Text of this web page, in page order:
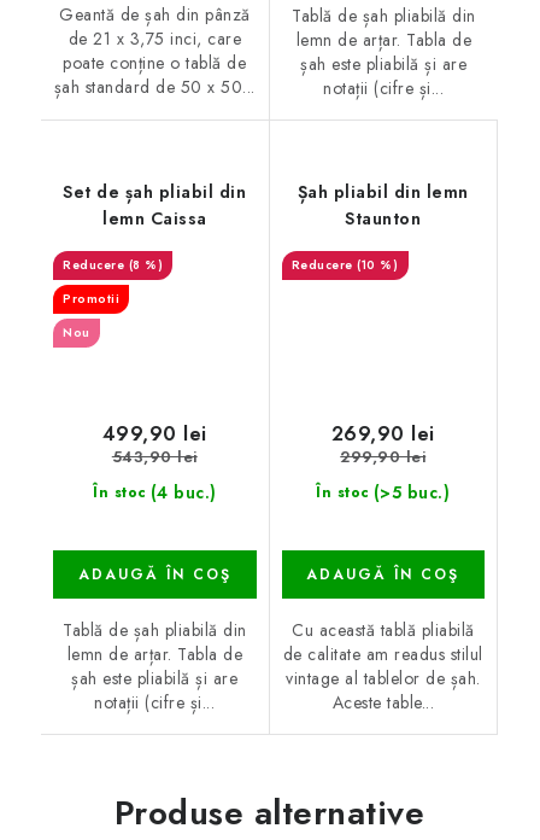
Geantă de șah din pânză
de 21 x 3,75 inci, care
poate conține o tablă de
șah standard de 50 x 50...
Tablă de șah pliabilă din
lemn de arțar. Tabla de
șah este pliabilă și are
notații (cifre și...
Set de șah pliabil din
lemn Caissa
(8 %)
Promotii
Nou
În stoc (4 buc.)
499,90 lei
543,90 lei
ADAUGĂ ÎN COŞ
Tablă de șah pliabilă din
lemn de arțar. Tabla de
șah este pliabilă și are
notații (cifre și...
Șah pliabil din lemn
Staunton
(10 %)
În stoc (>5 buc.)
269,90 lei
299,90 lei
ADAUGĂ ÎN COŞ
Cu această tablă pliabilă
de calitate am readus stilul
vintage al tablelor de șah.
Aceste table...
Produse alternative